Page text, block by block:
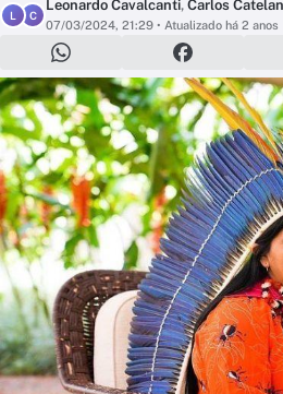
L C
Leonardo Cavalcanti, Carlos Catelan
07/03/2024, 21:29 • Atualizado há 2 anos